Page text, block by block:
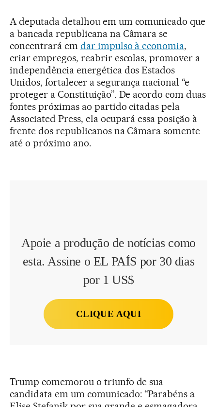
A deputada detalhou em um comunicado que
a bancada republicana na Câmara se
concentrará em dar impulso à economia,
criar empregos, reabrir escolas, promover a
independência energética dos Estados
Unidos, fortalecer a segurança nacional “e
proteger a Constituição”. De acordo com duas
fontes próximas ao partido citadas pela
Associated Press, ela ocupará essa posição à
frente dos republicanos na Câmara somente
até o próximo ano.
Apoie a produção de notícias como
esta. Assine o EL PAÍS por 30 dias
por 1 US$
CLIQUE AQUI
Trump comemorou o triunfo de sua
candidata em um comunicado: “Parabéns a